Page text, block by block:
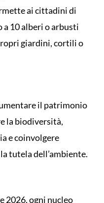
ai cittadini di
10 alberi o arbusti
giardini, cortili o
il patrimonio
la biodiversità,
e coinvolgere
tutela dell’ambiente.
2026, ogni nucleo